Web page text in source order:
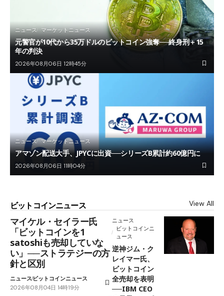
ニュース マーケットニュース
元警官が10代から35万ドルのビットコイン強奪──終身刑＋15
年の判決
2026年08月06日 12時45分
ニュース マーケットニュース
アマゾン配送大手、JPYCに出資──シリーズB累計約60億円に
2026年08月06日 11時04分
ビットコインニュース View All
マイケル・セイラー氏
「ビットコインを1
satoshiも売却していな
い」──ストラテジーの方
針と区別
ニュースビットコインニュース
2026年08月04日 14時19分
ニュース
ビットコインニ
ュース
逆神ジム・ク
レイマー氏、
ビットコイン
全売却を表明
──IBM CEO